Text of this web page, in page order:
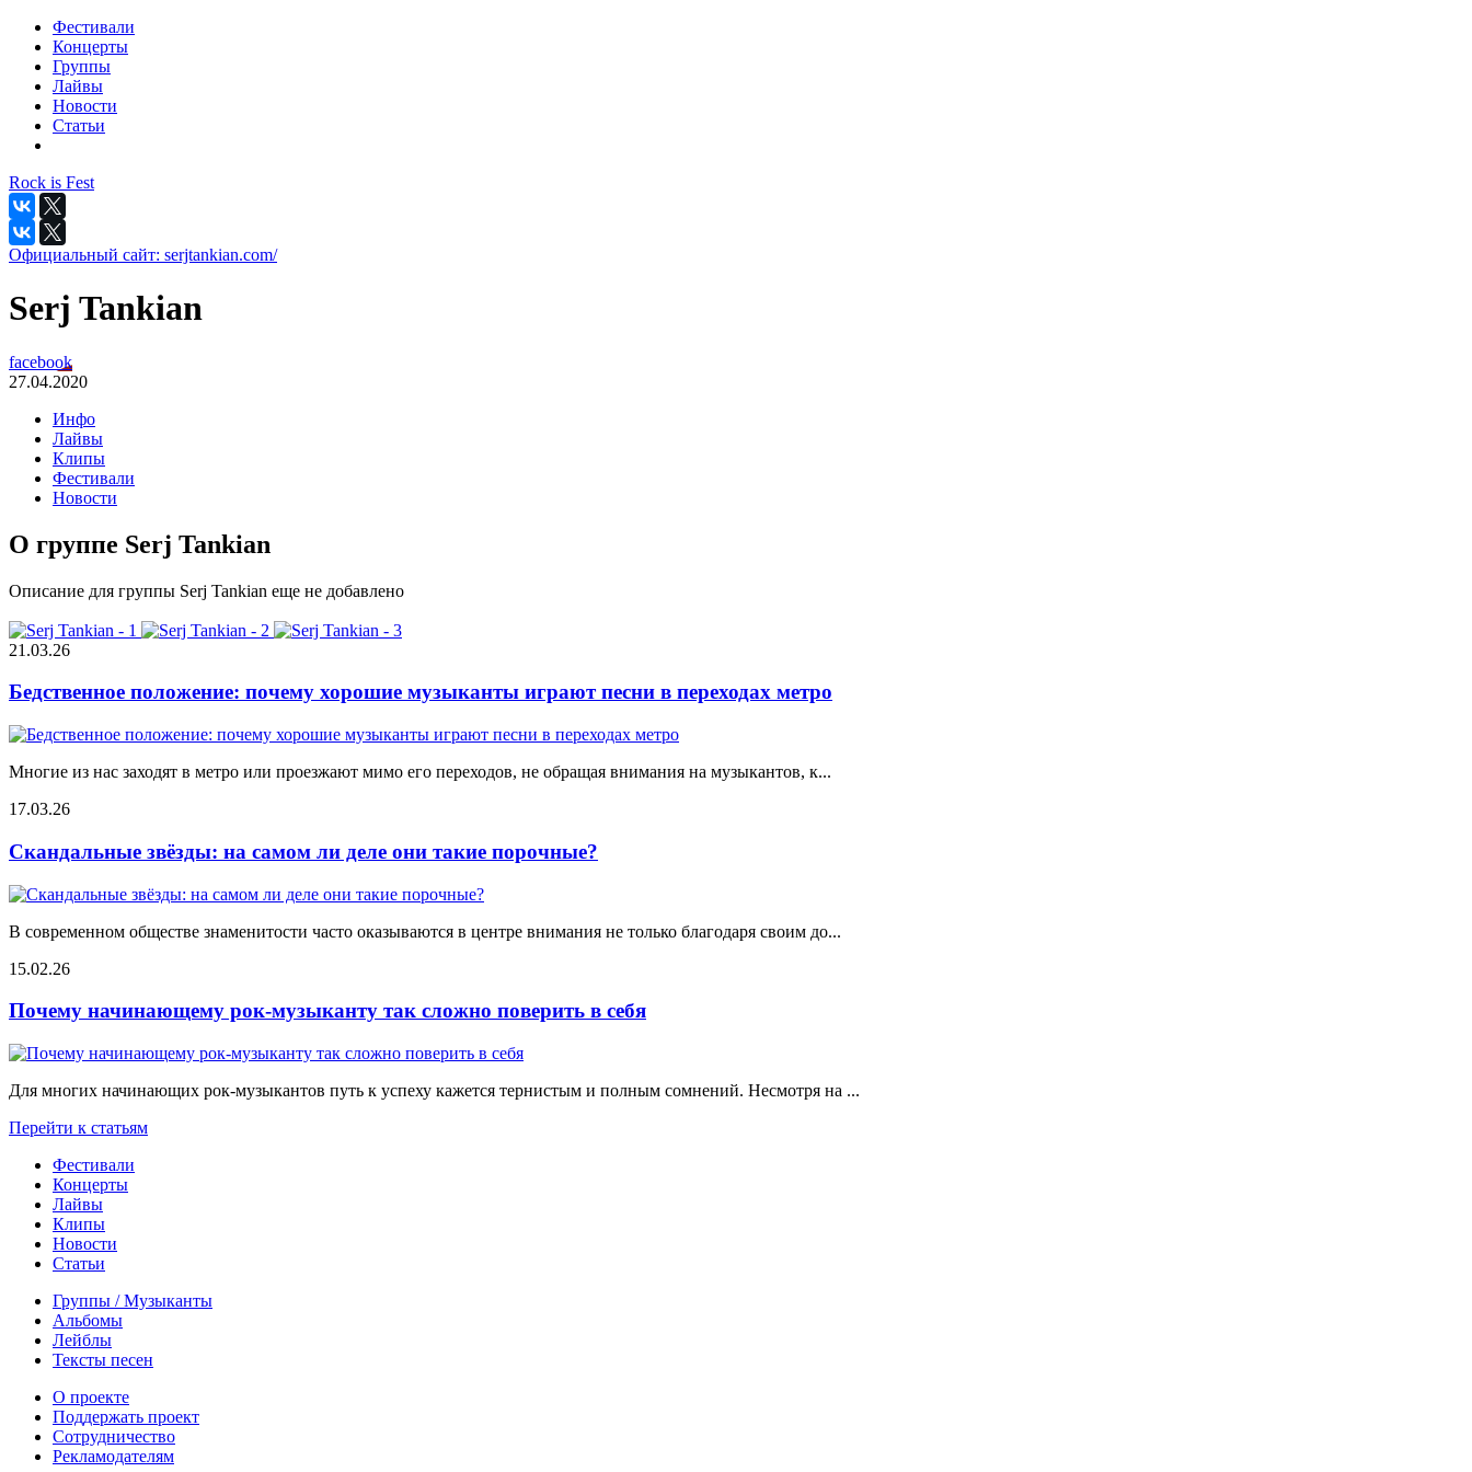
Фестивали
Концерты
Группы
Лайвы
Новости
Статьи
Rock is Fest
Официальный сайт: serjtankian.com/
Serj Tankian
facebook
27.04.2020
Инфо
Лайвы
Клипы
Фестивали
Новости
О группе Serj Tankian
Описание для группы Serj Tankian еще не добавлено
21.03.26
Бедственное положение: почему хорошие музыканты играют песни в переходах метро
Многие из нас заходят в метро или проезжают мимо его переходов, не обращая внимания на музыкантов, к...
17.03.26
Скандальные звёзды: на самом ли деле они такие порочные?
В современном обществе знаменитости часто оказываются в центре внимания не только благодаря своим до...
15.02.26
Почему начинающему рок-музыканту так сложно поверить в себя
Для многих начинающих рок-музыкантов путь к успеху кажется тернистым и полным сомнений. Несмотря на ...
Перейти к статьям
Фестивали
Концерты
Лайвы
Клипы
Новости
Статьи
Группы / Музыканты
Альбомы
Лейблы
Тексты песен
О проекте
Поддержать проект
Сотрудничество
Рекламодателям